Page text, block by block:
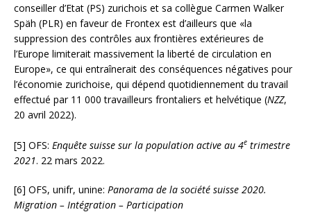
conseiller d’Etat (PS) zurichois et sa collègue Carmen Walker
Späh (PLR) en faveur de Frontex est d’ailleurs que «la
suppression des contrôles aux frontières extérieures de
l’Europe limiterait massivement la liberté de circulation en
Europe», ce qui entraînerait des conséquences négatives pour
l’économie zurichoise, qui dépend quotidiennement du travail
effectué par 11 000 travailleurs frontaliers et helvétique (NZZ,
20 avril 2022).
[5] OFS: Enquête suisse sur la population active au 4e trimestre
2021. 22 mars 2022.
[6] OFS, unifr, unine: Panorama de la société suisse 2020.
Migration – Intégration – Participation